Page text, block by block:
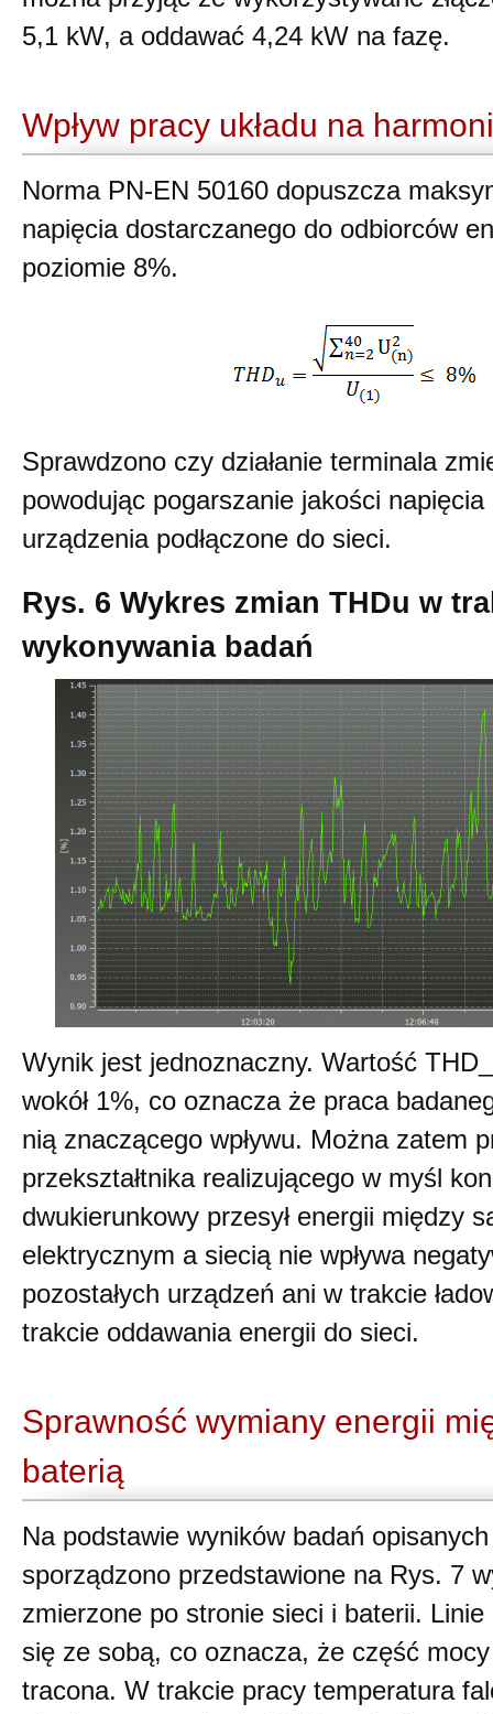
5,1 kW, a oddawać 4,24 kW na fazę.
Wpływ pracy układu na
Norma PN-EN 50160 dopuszcza
napięcia dostarczanego do odbiorców
poziomie 8%.
Sprawdzono czy działanie terminala
powodując pogarszanie jakości
urządzenia podłączone do sieci.
Rys. 6 Wykres zmian THDu w
wykonywania badań
Wynik jest jednoznaczny. Wartość
wokół 1%, co oznacza że praca
nią znaczącego wpływu. Można zatem
przekształtnika realizującego w myśl
dwukierunkowy przesył energii między
elektrycznym a siecią nie wpływa
pozostałych urządzeń ani w trakcie
trakcie oddawania energii do sieci.
Sprawność wymiany energii
baterią
Na podstawie wyników badań
sporządzono przedstawione na Rys. 7
zmierzone po stronie sieci i baterii.
się ze sobą, co oznacza, że część mocy
tracona. W trakcie pracy temperatura